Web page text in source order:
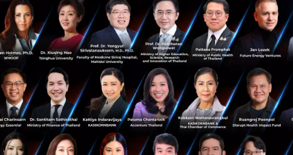
One-stop tra...
พฤษภาคม 13, 2020| ByChayanit Dasree
0
Saucy Thoughts Eco-Lodges YAANA Ventures Willem Niemeijer
Techsauce Media
About Techsauce
Trending Tags
Corporate Innovation